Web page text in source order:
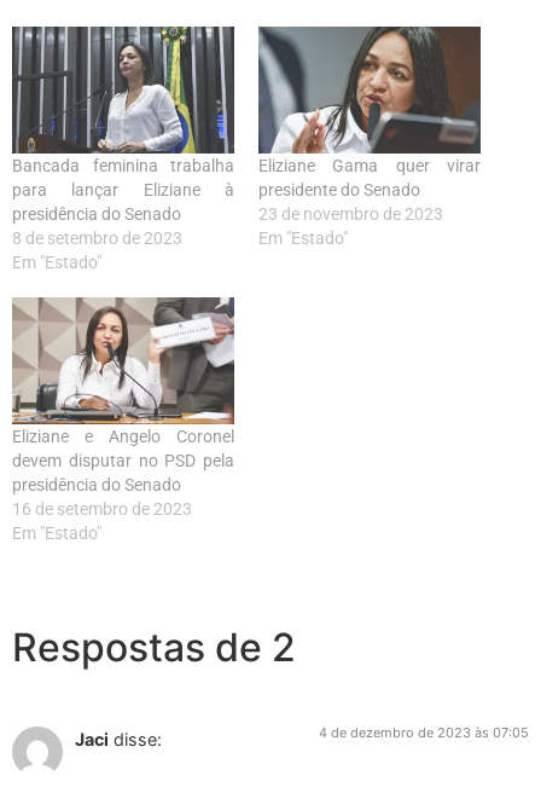
Bancada feminina trabalha
para lançar Eliziane à
presidência do Senado
8 de setembro de 2023
Em "Estado"
Eliziane Gama quer virar
presidente do Senado
23 de novembro de 2023
Em "Estado"
Eliziane e Angelo Coronel
devem disputar no PSD pela
presidência do Senado
16 de setembro de 2023
Em "Estado"
Respostas de 2
Jaci disse: 4 de dezembro de 2023 às 07:05